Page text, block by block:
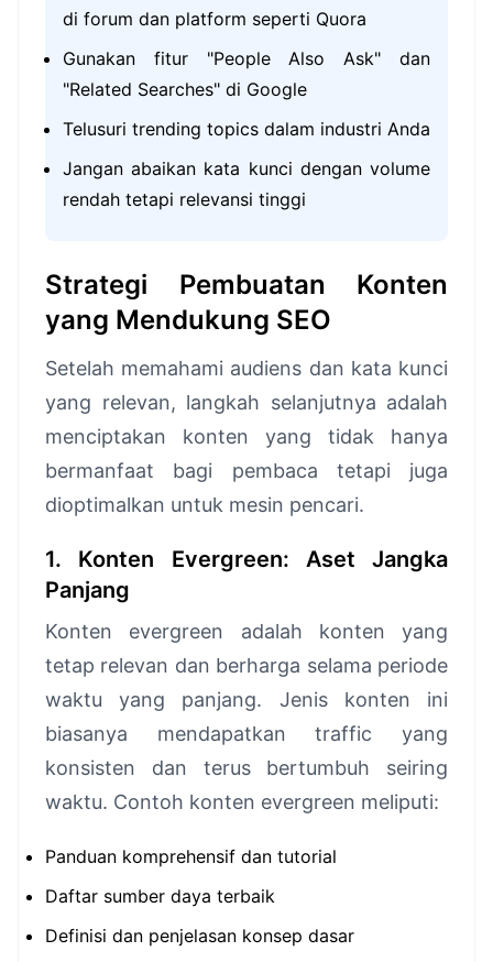
di forum dan platform seperti Quora
Gunakan fitur "People Also Ask" dan
"Related Searches" di Google
Telusuri trending topics dalam industri Anda
Jangan abaikan kata kunci dengan volume
rendah tetapi relevansi tinggi
Strategi Pembuatan Konten
yang Mendukung SEO
Setelah memahami audiens dan kata kunci
yang relevan, langkah selanjutnya adalah
menciptakan konten yang tidak hanya
bermanfaat bagi pembaca tetapi juga
dioptimalkan untuk mesin pencari.
1. Konten Evergreen: Aset Jangka
Panjang
Konten evergreen adalah konten yang
tetap relevan dan berharga selama periode
waktu yang panjang. Jenis konten ini
biasanya mendapatkan traffic yang
konsisten dan terus bertumbuh seiring
waktu. Contoh konten evergreen meliputi:
Panduan komprehensif dan tutorial
Daftar sumber daya terbaik
Definisi dan penjelasan konsep dasar